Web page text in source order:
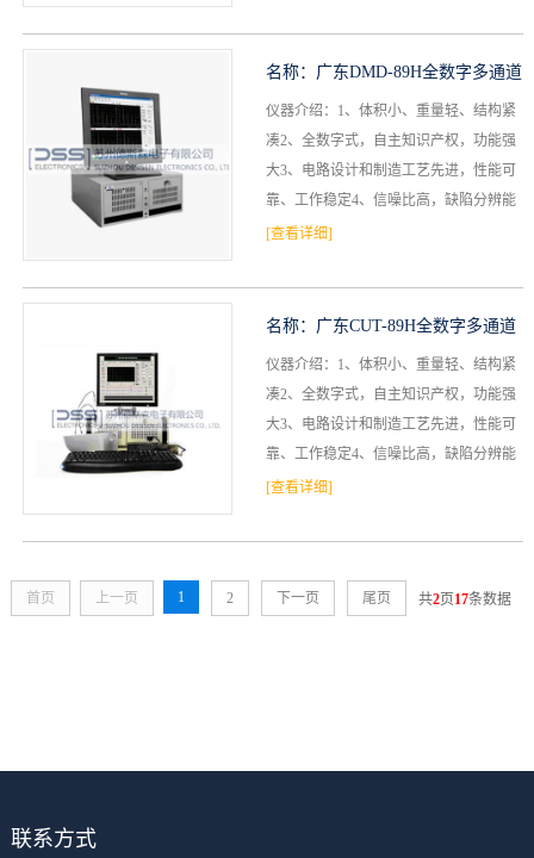
名称： 广东DMD-89H全数字多通道
超声波探伤仪
仪器介绍：1、体积小、重量轻、结构紧
凑2、全数字式，自主知识产权，功能强
大3、电路设计和制造工艺先进，性能可
靠、工作稳定4、信噪比高，缺陷分辨能
力强5、闸门报警功能齐全，抗干扰能力
[查看详细]
名称： 广东CUT-89H全数字多通道
超声波探伤仪
仪器介绍：1、体积小、重量轻、结构紧
凑2、全数字式，自主知识产权，功能强
大3、电路设计和制造工艺先进，性能可
靠、工作稳定4、信噪比高，缺陷分辨能
力强5、闸门报警功能齐全，抗干扰能力
[查看详细]
首页 上一页 1 2 下一页 尾页 共2页17条数据
联系方式